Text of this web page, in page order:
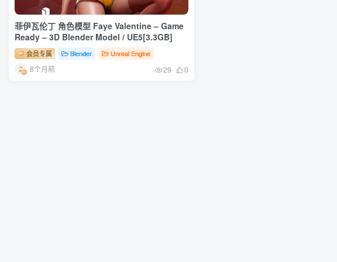
菲伊瓦伦丁 角色模型 Faye Valentine – Game
Ready – 3D Blender Model / UE5[3.3GB]
会员专属 Blender Unreal Engine
8个月前 29 0